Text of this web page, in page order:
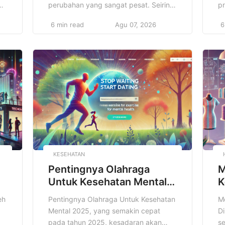
perubahan yang sangat pesat. Seiring
perubahan pola konsumsi masyarakat.
menonjol dalam sektor ini adalah
meningkatnya popularitas Cloud
Kitchen, yang juga dikenal sebagai
dapur virtual, ghost kitchen, atau dark
kitchen. Cloud Kitchen merupakan
konsep bisnis kuliner […]
6 min read Agu 07, 2026
KESEHATAN
Pentingnya Olahraga
Untuk Kesehatan Mental
2025
Pentingnya Olahraga Untuk Kesehatan
Mental 2025, yang semakin cepat
pada tahun 2025, kesadaran akan